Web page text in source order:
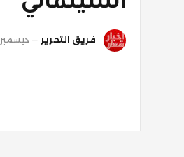
فريق التحرير ديسمبر 18, 2024